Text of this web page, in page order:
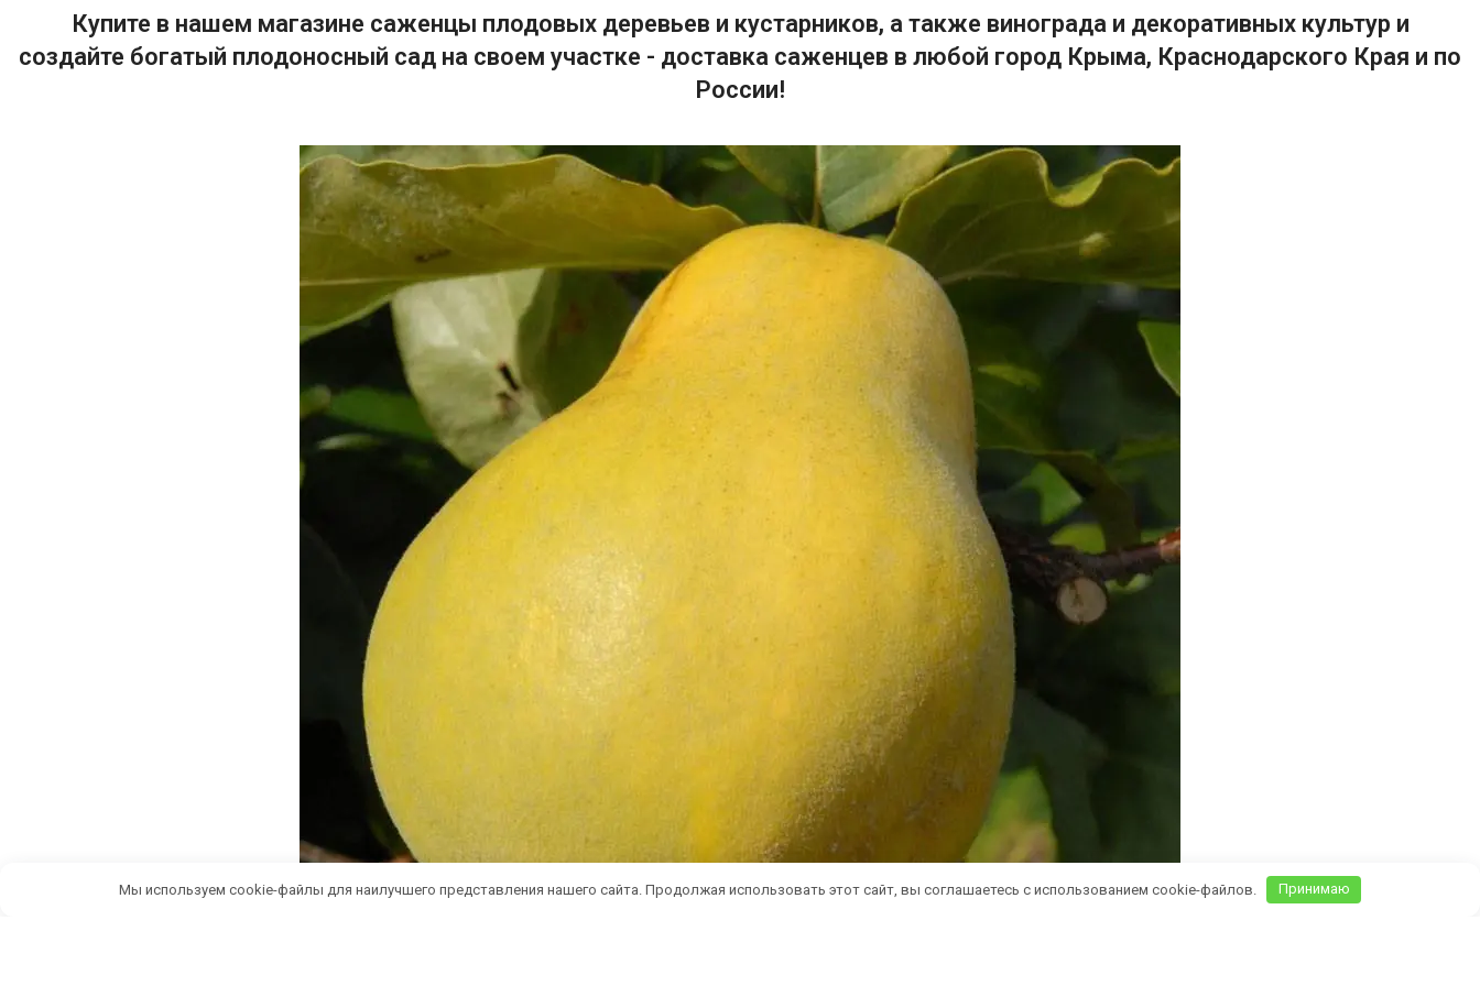
Купите в нашем магазине саженцы плодовых деревьев и кустарников, а также винограда и декоративных культур и
создайте богатый плодоносный сад на своем участке - доставка саженцев в любой город Крыма, Краснодарского Края и по
России!
Мы используем cookie-файлы для наилучшего представления нашего сайта. Продолжая использовать этот сайт, вы соглашаетесь с использованием cookie-файлов. Принимаю